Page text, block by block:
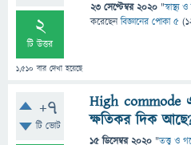
2
টি উত্তর
1,510 বার দেখা হয়েছে
23 সেপ্টেম্বর 2020 "স্বাস্থ্য
করেছেনবিজ্ঞানের পোকা ৫ (
+7
টি ভোট
High commode
ক্ষতিকর দিক
15 ডিসেম্বর 2020 "তত্ত্ব ও